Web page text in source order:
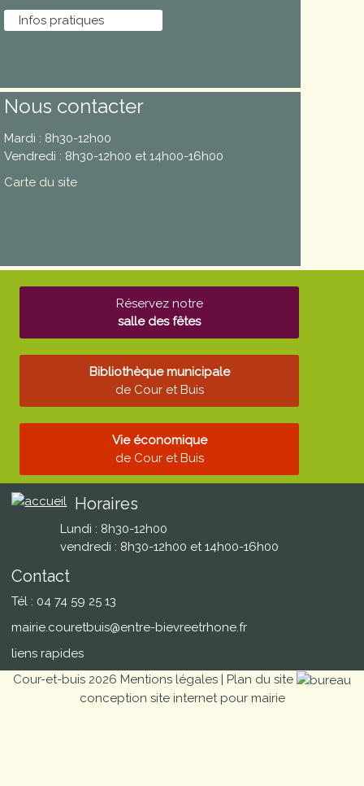
Infos pratiques
Nous contacter
Mardi : 8h30-12h00
Vendredi : 8h30-12h00 et 14h00-16h00
Carte du site
Réservez notre
salle des fêtes
Bibliothèque municipale
de Cour et Buis
Vie économique
de Cour et Buis
Horaires
Lundi : 8h30-12h00
vendredi : 8h30-12h00 et 14h00-16h00
Contact
Tél : 04 74 59 25 13
mairie.couretbuis@entre-bievreetrhone.fr
liens rapides
Cour-et-buis 2026 Mentions légales | Plan du site
conception site internet pour mairie